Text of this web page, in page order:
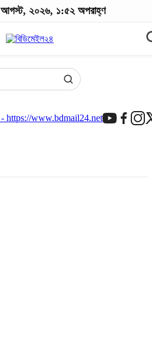
https://www.bdmail24.net
আগস্ট, ২০২৬, ১:৫২ অপরাহ্ণ